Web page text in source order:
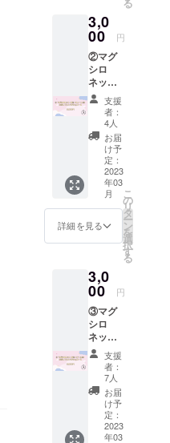
『マグシロ
ネット』を
総合プロ
デュースす
るのは、テ
レビアニメ
『まじっく
快斗1412』
や『デュラ
ララ!!×2
転』の主題
歌を担当し
た兄弟デュ
ニソンシン
ガー【リ
シィ】が指
揮をとり、
スペシャル
たグ
ループ
及びメ
ンバー
のチェ
キ券と
なりま
す。 ※
こちら
のコー
スに限
り購入
ページ
でご選
択のグ
ループ
及びメ
れま
す。 2.
推しメ
ンバー
ランダ
ムソロ
写メ2
種 デ
ビュー
前特別
撮り下
ろし画
像
3,0
00 円
②マグ
シロ
ネット-
N極
（キュ
ート系
グルー
プ）応
援して
みよう
かなぁ
コー
ス
3,000円
①の
コース
に加
え、 4.
お礼動
画 30
秒程の
メン
バー5人
からの
お礼動
画をお
届け！
メール
にてギ
支援
者：
4人
お届
け予
定：
2023
年03
月
詳細を見る
こ
の
リ
タ
ー
ン
を
選
択
す
る
3,0
00 円
③マグ
シロ
ネット-
S極
（クー
ル系グ
ルー
プ）応
援して
みよう
かなぁ
支援
者：
7人
お届
け予
定：
2023
年03